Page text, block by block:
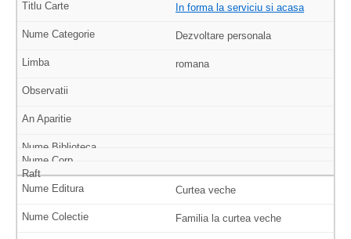
In forma la serviciu si acasa
Dezvoltare personala
romana
Curtea veche
Familia la curtea veche